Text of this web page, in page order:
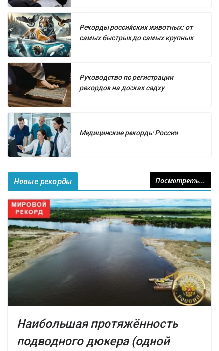
Рекорды российских животных: от
самых быстрых до самых крупных
Руководство по регистрации
рекордов на досках садху
Медицинские рекорды России
Новые рекорды Посмотреть...
Наибольшая протяжённость
подводного дюкера (одной